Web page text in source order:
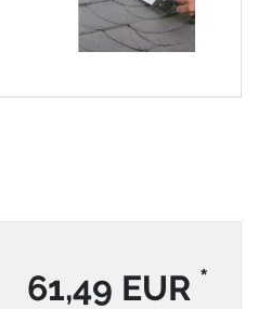
61,49 EUR *